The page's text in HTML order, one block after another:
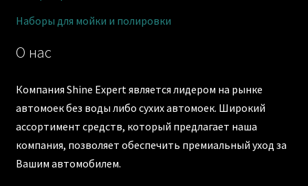
О нас
Компания Shine Expert является лидером на рынке
автомоек без воды либо сухих автомоек. Широкий
ассортимент средств, который предлагает наша
компания, позволяет обеспечить премиальный уход за
Вашим автомобилем.
Наборы для мойки и полировки